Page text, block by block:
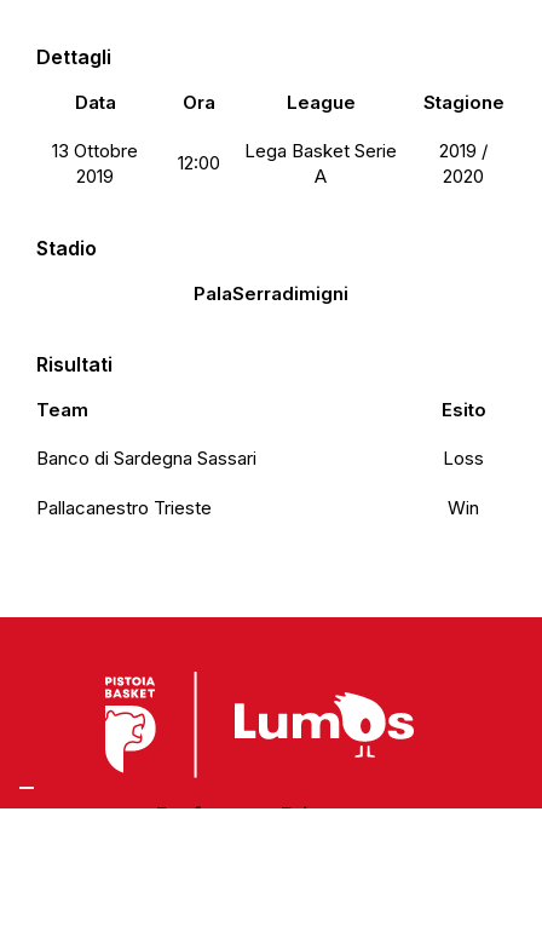
Dettagli
Data Ora League Stagione
13 Ottobre
2019
12:00
Lega Basket Serie
A
2019 /
2020
Stadio
PalaSerradimigni
Risultati
Team Esito
Banco di Sardegna Sassari Loss
Pallacanestro Trieste Win
Preferenze Privacy